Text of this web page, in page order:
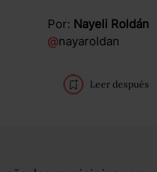
Por: Nayeli Roldán
@nayaroldan
Leer después